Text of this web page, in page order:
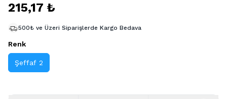
215,17 ₺
500₺ ve Üzeri Siparişlerde Kargo Bedava
Renk
Şeffaf 2